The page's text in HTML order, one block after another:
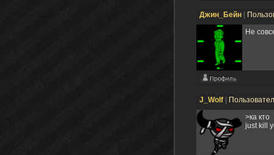
Джин_Бейн
Не
J_Wolf
>ка кто
just kill